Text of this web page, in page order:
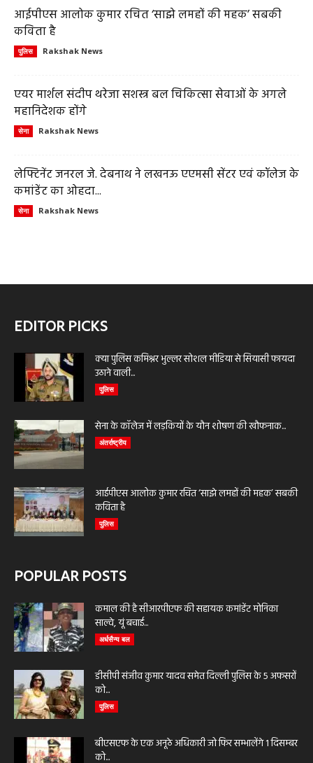
आईपीएस आलोक कुमार रचित ‘साझे लमहों की महक’ सबकी
कविता है
पुलिस Rakshak News
एयर मार्शल संदीप थरेजा सशस्त्र बल चिकित्सा सेवाओं के अगले
महानिदेशक होंगे
सेना Rakshak News
लेफ्टिनेंट जनरल जे. देबनाथ ने लखनऊ एएमसी सेंटर एवं कॉलेज के
कमांडेंट का ओहदा...
सेना Rakshak News
EDITOR PICKS
क्या पुलिस कमिश्नर भुल्लर सोशल मीडिया से सियासी फायदा
उठाने वाली...
पुलिस
सेना के कॉलेज में लड़कियों के यौन शोषण की खौफनाक...
अंतर्राष्ट्रीय
आईपीएस आलोक कुमार रचित ‘साझे लमहों की महक’ सबकी
कविता है
पुलिस
POPULAR POSTS
कमाल की है सीआरपीएफ की सहायक कमांडेंट मोनिका
साल्वे, यूं बचाई...
अर्धसैन्य बल
डीसीपी संजीव कुमार यादव समेत दिल्ली पुलिस के 5 अफसरों
को...
पुलिस
बीएसएफ के एक अनूठे अधिकारी जो फिर सम्भालेंगे 1 दिसम्बर
को...